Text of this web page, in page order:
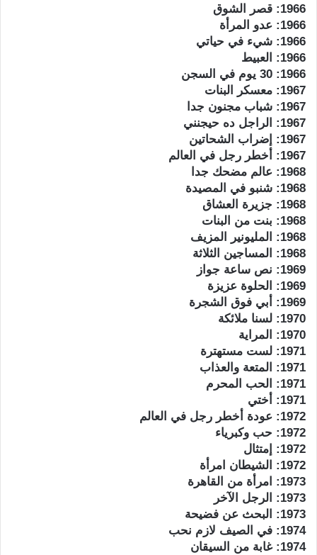
1966: قصر الشوق
1966: عدو المرأة
1966: شيء في حياتي
1966: العبيط
1966: 30 يوم في السجن
1967: معسكر البنات
1967: شباب مجنون جدا
1967: الراجل ده حيجنني
1967: إضراب الشحاتين
1967: أخطر رجل في العالم
1968: عالم مضحك جدا
1968: شنبو في المصيدة
1968: جزيرة العشاق
1968: بنت من البنات
1968: المليونير المزيف
1968: المساجين الثلاثة
1969: نص ساعة جواز
1969: الحلوة عزيزة
1969: أبي فوق الشجرة
1970: لسنا ملائكة
1970: المراية
1971: لست مستهترة
1971: المتعة والعذاب
1971: الحب المحرم
1971: أختي
1972: عودة أخطر رجل في العالم
1972: حب وكبرياء
1972: إمتثال
1972: الشيطان امرأة
1973: امرأة من القاهرة
1973: الرجل الآخر
1973: البحث عن فضيحة
1974: في الصيف لازم نحب
1974: غابة من السيقان